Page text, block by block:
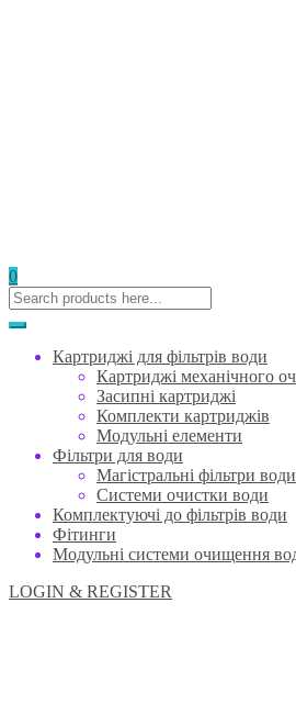
0
Картриджі для фільтрів води
Картриджі механічного
Засипні картриджі
Комплекти картриджів
Модульні елементи
Фільтри для води
Магістральні фільтри води
Системи очистки води
Комплектуючі до фільтрів води
Фітинги
Модульні системи очищення
LOGIN & REGISTER